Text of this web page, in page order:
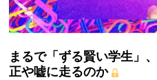
まるで「ずる賢い学生」、
正や嘘に走るのか